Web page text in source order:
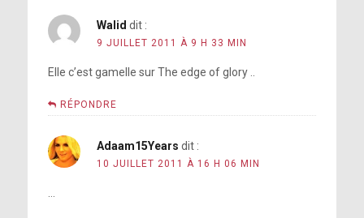
Walid dit :
9 JUILLET 2011 À 9 H 33 MIN
Elle c’est gamelle sur The edge of glory ..
RÉPONDRE
Adaam15Years dit :
10 JUILLET 2011 À 16 H 06 MIN
…